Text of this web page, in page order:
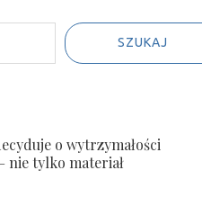
SZUKAJ
o wytrzymałości
nie tylko materiał